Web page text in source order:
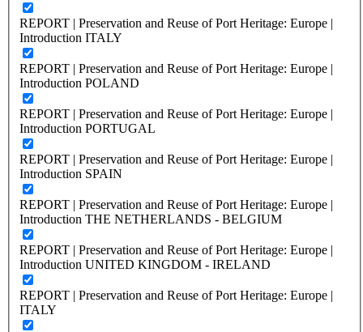
REPORT | Preservation and Reuse of Port Heritage: Europe |
Introduction ITALY
REPORT | Preservation and Reuse of Port Heritage: Europe |
Introduction POLAND
REPORT | Preservation and Reuse of Port Heritage: Europe |
Introduction PORTUGAL
REPORT | Preservation and Reuse of Port Heritage: Europe |
Introduction SPAIN
REPORT | Preservation and Reuse of Port Heritage: Europe |
Introduction THE NETHERLANDS - BELGIUM
REPORT | Preservation and Reuse of Port Heritage: Europe |
Introduction UNITED KINGDOM - IRELAND
REPORT | Preservation and Reuse of Port Heritage: Europe |
ITALY